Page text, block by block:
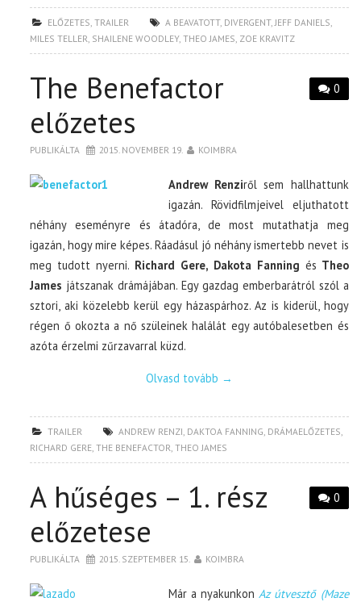
ELŐZETES,TRAILER A BEAVATOTT, DIVERGENT,JEFF DANIELS,
MILES TELLER, SHAILENE WOODLEY,THEO JAMES, ZOE KRAVITZ
0
The Benefactor
előzetes
PUBLIKÁLTA 2015. NOVEMBER 19. KOIMBRA
Andrew Renziről sem hallhattunk
igazán. Rövidfilmjeivel eljuthatott
néhány eseményre és átadóra, de most mutathatja meg
igazán, hogy mire képes. Ráadásul jó néhány ismertebb nevet is
meg tudott nyerni. Richard Gere, Dakota Fanning és Theo
James játszanak drámájában. Egy gazdag emberbarátról szól a
sztori, aki közelebb kerül egy házaspárhoz. Az is kiderül, hogy
régen ő okozta a nő szüleinek halálát egy autóbalesetben és
azóta érzelmi zűrzavarral küzd.
Olvasd tovább →
TRAILER ANDREW RENZI, DAKTOA FANNING, DRÁMAELŐZETES,
RICHARD GERE,THE BENEFACTOR,THEO JAMES
0
A hűséges – 1. rész
előzetese
PUBLIKÁLTA 2015. SZEPTEMBER 15. KOIMBRA
Már a nyakunkonAz útvesztő (Maze